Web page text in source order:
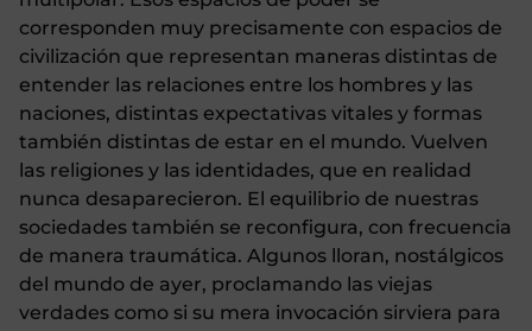
corresponden muy precisamente con espacios de
civilización que representan maneras distintas de
entender las relaciones entre los hombres y las
naciones, distintas expectativas vitales y formas
también distintas de estar en el mundo. Vuelven
las religiones y las identidades, que en realidad
nunca desaparecieron. El equilibrio de nuestras
sociedades también se reconfigura, con frecuencia
de manera traumática. Algunos lloran, nostálgicos
del mundo de ayer, proclamando las viejas
verdades como si su mera invocación sirviera para